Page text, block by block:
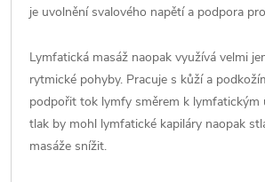
je uvolnění svalového napětí a podpora
Lymfatická masáž naopak využívá velmi
rytmické pohyby. Pracuje s kůží a
podpořit tok lymfy směrem k lymfatickým
tlak by mohl lymfatické kapiláry naopak
masáže snížit.